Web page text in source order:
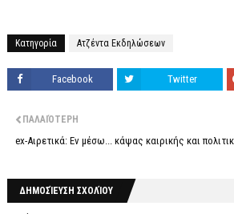
Κατηγορία Ατζέντα Εκδηλώσεων
Facebook Twitter
ΠΑΛΑΙΌΤΕΡΗ
ex-Αιρετικά: Εν μέσω... κάψας καιρικής και
ΔΗΜΟΣΊΕΥΣΗ ΣΧΟΛΊΟΥ